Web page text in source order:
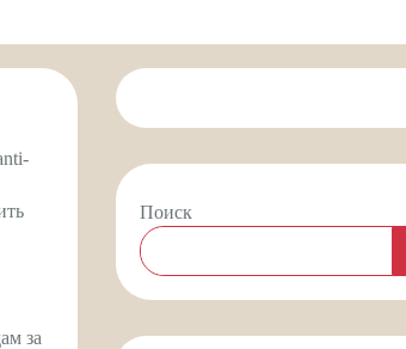
за
Поиск